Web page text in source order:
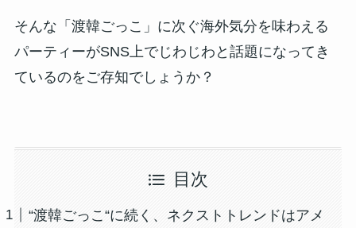
そんな「渡韓ごっこ」に次ぐ海外気分を味わえる
パーティーがSNS上でじわじわと話題になってき
ているのをご存知でしょうか？
目次
“渡韓ごっこ“に続く、ネクストトレンドはアメ